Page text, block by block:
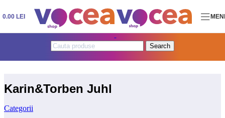
Skip to navigationSkip to main content
0.00 LEI
Search
Karin&Torben Juhl
Categorii